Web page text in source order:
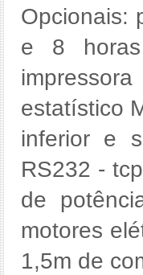
Opcionais:
e 8 horas
estatístico
inferior e
RS232 -
de
motores
1,5m de